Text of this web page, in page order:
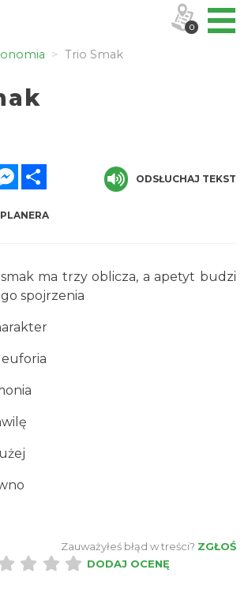
Trio Smak
Messenger
ODSŁUCHAJ TEKST
ma trzy oblicza, a apetyt budzi
spojrzenia
Zauważyłeś błąd w treści? ZGŁOŚ
DODAJ OCENĘ
0